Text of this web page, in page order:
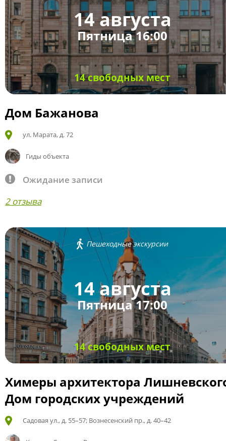
14 августа
Пятница 16:00
14 свободных мест
Дом Бажанова
ул. Марата, д. 72
Гиды объекта
Ожидание записи
2 отзыва
Пешеходные экскурсии
14 августа
Пятница 17:00
14 свободных мест
Химеры архитектора
Дом городских учреждений
Садовая ул., д. 55–57; Вознесенский пр., д. 40–42